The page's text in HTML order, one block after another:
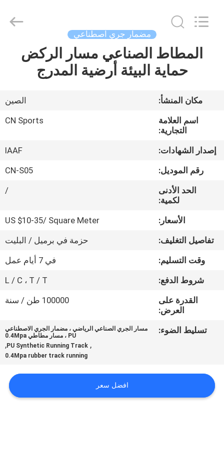
مسكن
معلومات
جولة
مراقبة
الجودة
اتصل
اطلب
خريطة
الموقع
Materials
مضمار جري اصطناعي
المطاط الصناعي مسار الركض
حماية البيئة أرضية المدرج
مكان المنشأ:
الصين
اسم العلامة
التجارية:
CN Sports
إصدار الشهادات:
IAAF
رقم الموديل:
CN-S05
الحد الأدنى
لكمية:
/
الأسعار:
US $10-35/ Square Meter
تفاصيل التغليف:
حزمة في برميل / البليت
وقت التسليم:
في 7 أيام عمل
شروط الدفع:
L / C ، T / T
القدرة على
العرض:
100000 طن / سنة
تسليط الضوء:
مسار الجري الصناعي الرياضي ، مضمار الجري الاصطناعي
PU ، مسار مطاطي 0.4Mpa
,
PU Synthetic Running Track
,
0.4Mpa rubber track running
افضل سعر